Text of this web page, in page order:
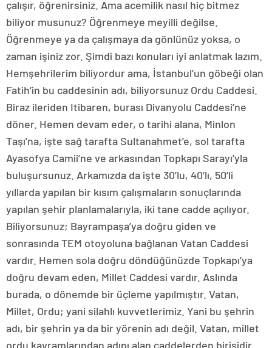
çalışır, öğrenirsiniz. Ama acemilik nasıl hiç bitmez
biliyor musunuz? Öğrenmeye meyilli değilse.
Öğrenmeye ya da çalışmaya da gönlünüz yoksa, o
zaman işiniz zor. Şimdi bazı konuları iyi anlatmak lazım.
Hemşehrilerim biliyordur ama, İstanbul’un göbeği olan
Fatih’in bu caddesinin adı, biliyorsunuz Ordu Caddesi.
Biraz ileriden Itibaren, burası Divanyolu Caddesi’ne
döner. Hemen devam eder, o tarihi alana, Minlon
Taşı’na, işte sağ tarafta Sultanahmet’e, sol tarafta
Ayasofya Camii’ne ve arkasından Topkapı Sarayı’yla
buluşursunuz. Arkamızda da işte 30’lu, 40’lı, 50’li
yıllarda yapılan bir kısım çalışmaların sonuçlarında
yapılan şehir planlamalarıyla, iki tane cadde açılıyor.
Biliyorsunuz; Bayrampaşa’ya doğru giden ve
sonrasında TEM otoyoluna bağlanan Vatan Caddesi
vardır. Hemen sola doğru döndüğünüzde Topkapı’ya
doğru devam eden, Millet Caddesi vardır. Aslında
burada, o dönemde bir üçleme yapılmıştır. Vatan,
Millet, Ordu; yani silahlı kuvvetlerimiz. Yani bu şehrin
adı, bir şehrin ya da bir yörenin adı değil. Vatan, millet
ordu kavramlarından adını alan caddelerden birisidir.